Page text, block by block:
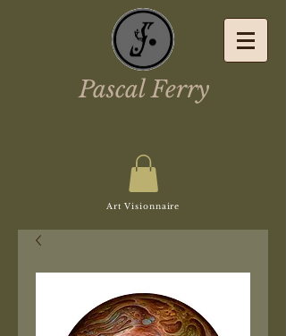
Pascal Ferry
Art Visionnaire